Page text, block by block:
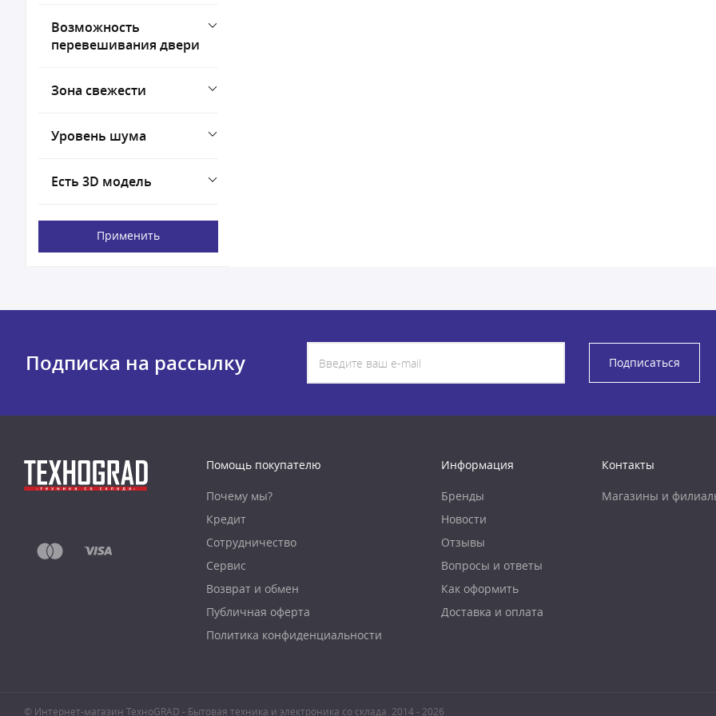
Возможность
перевешивания двери
Зона свежести
Уровень шума
Есть 3D модель
Применить
Подписка на рассылку Подписаться
Помощь покупателю
Почему мы?
Кредит
Сотрудничество
Сервис
Возврат и обмен
Публичная оферта
Политика конфиденциальности
Информация
Бренды
Новости
Отзывы
Вопросы и ответы
Как оформить
Доставка и оплата
Контакты
Магазины и
© Интернет-магазин ТехноGRAD - Бытовая техника и электроника со склада. 2014 - 2026